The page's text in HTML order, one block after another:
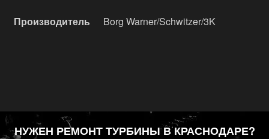
Производитель Borg Warner/Schwitzer/3K
НУЖЕН РЕМОНТ ТУРБИНЫ В КРАСНОДАРЕ?